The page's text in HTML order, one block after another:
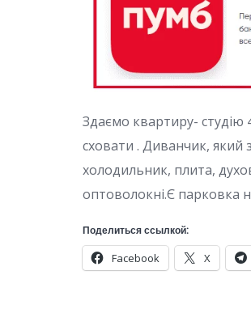
Здаємо квартиру- студію
сховати . Диванчик, який
холодильник, плита,
оптоволокні.Є парковка
Поделиться ссылкой:
Facebook X